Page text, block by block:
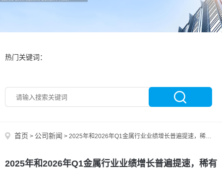
热门关键词：
首页 > 公司新闻 > 2025年和2026年Q1金属行业业绩增长普遍提速，稀有金属ETF嘉实(562800)聚焦小金属板块投资机遇
2025年和2026年Q1金属行业业绩增长普遍提速，稀有